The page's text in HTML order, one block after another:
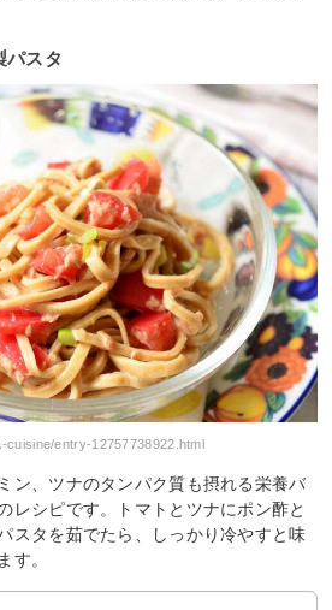
スタ
cuisine/entry-12757738922.html
ン、ツナのタンパク質も摂れる栄養バ
レシピです。トマトとツナにポン酢と
スタを茹でたら、しっかり冷やすと味
す。